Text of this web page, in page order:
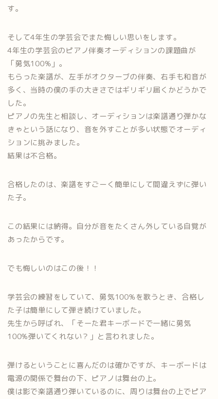
す。
そして4年生の学芸会でまた悔しい思いをします。
4年生の学芸会のピアノ伴奏オーディションの課題曲が
「勇気100%」。
もらった楽譜が、左手がオクターブの伴奏、右手も和音が
多く、当時の僕の手の大きさではギリギリ届くかどうかで
した。
ピアノの先生と相談し、オーディションは楽譜通り弾かな
きゃという話になり、音を外すことが多い状態でオーディ
ションに挑みました。
結果は不合格。
合格したのは、楽譜をすごーく簡単にして間違えずに弾い
た子。
この結果には納得。自分が音をたくさん外している自覚が
あったからです。
でも悔しいのはこの後！！
学芸会の練習をしていて、勇気100%を歌うとき、合格し
た子は簡単にして弾き続けていました。
先生から呼ばれ、「そーた君キーボードで一緒に勇気
100%弾いてくれない？」と言われました。
弾けるということに喜んだのは確かですが、キーボードは
電源の関係で舞台の下、ピアノは舞台の上。
僕は影で楽譜通り弾いているのに、周りは舞台の上でピア